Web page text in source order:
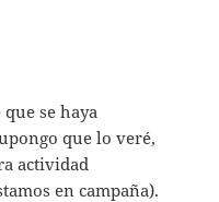
se haya
que lo veré,
actividad
en campaña).